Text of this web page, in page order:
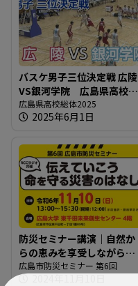
バスケ男子三位決定戦 広陵
VS銀河学院 広島県高校総
体2025
広島県高校総体2025
2025年6月1日
防災セミナー講演｜自然か
らの恵みを享受しながら非
常時にも備えられるように
広島市防災セミナー 第6回
2024年11月10日